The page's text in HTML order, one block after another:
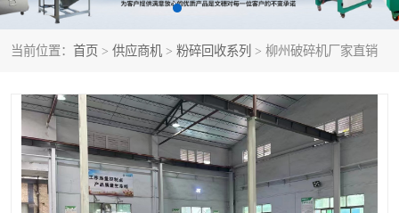
当前位置： 首页 > 供应商机 > 粉碎回收系列 > 柳州破碎机厂家直销
三机一体除湿干燥机 塑料干燥机
塑料混色机 模温机
供料输送系列 塑料吸料机
三机一体除湿机